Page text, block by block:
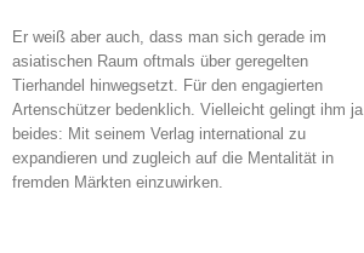
Er weiß aber auch, dass man sich gerade im
asiatischen Raum oftmals über geregelten
Tierhandel hinwegsetzt. Für den engagierten
Artenschützer bedenklich. Vielleicht gelingt ihm ja
beides: Mit seinem Verlag international zu
expandieren und zugleich auf die Mentalität in
fremden Märkten einzuwirken.